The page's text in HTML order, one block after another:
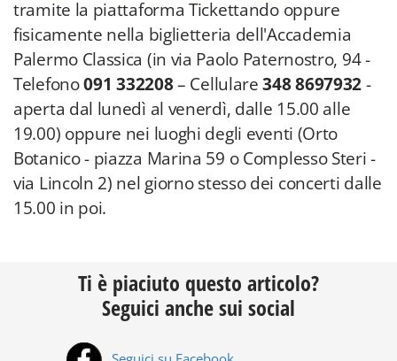
aperta dal lunedì al venerdì, dalle 15.00 alle
19.00) oppure nei luoghi degli eventi (Orto
Botanico - piazza Marina 59 o Complesso Steri -
via Lincoln 2) nel giorno stesso dei concerti dalle
15.00 in poi.
Ti è piaciuto questo articolo?
Seguici anche sui social
Seguici su Instagram
Iscriviti al canale TikTok